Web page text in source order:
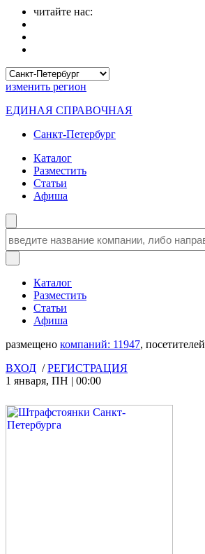
читайте нас:
изменить регион
ЕДИНАЯ СПРАВОЧНАЯ
Санкт-Петербург
Каталог
Разместить
Статьи
Афиша
Каталог
Разместить
Статьи
Афиша
размещено компаний: 11947, посетителей
ВХОД /РЕГИСТРАЦИЯ
1 января, ПН | 00:00